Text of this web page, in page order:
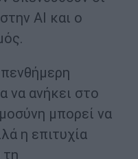
AI και ο
να ανήκει στο
μπορεί να
η επιτυχία